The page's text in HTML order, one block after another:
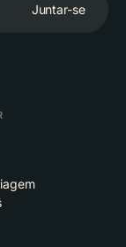
Juntar-se